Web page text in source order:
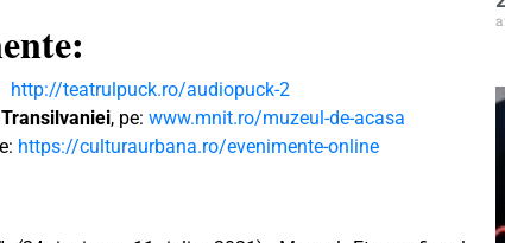
http://teatrulpuck.ro/audiopuck-2
, pe: www.mnit.ro/muzeul-de-acasa
https://culturaurbana.ro/evenimente-online